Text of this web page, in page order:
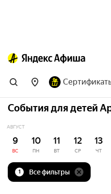
События для детей
АВГУСТ
9
ВС
10
ПН
11
ВТ
12
СР
13
ЧТ
1 Все фильтры